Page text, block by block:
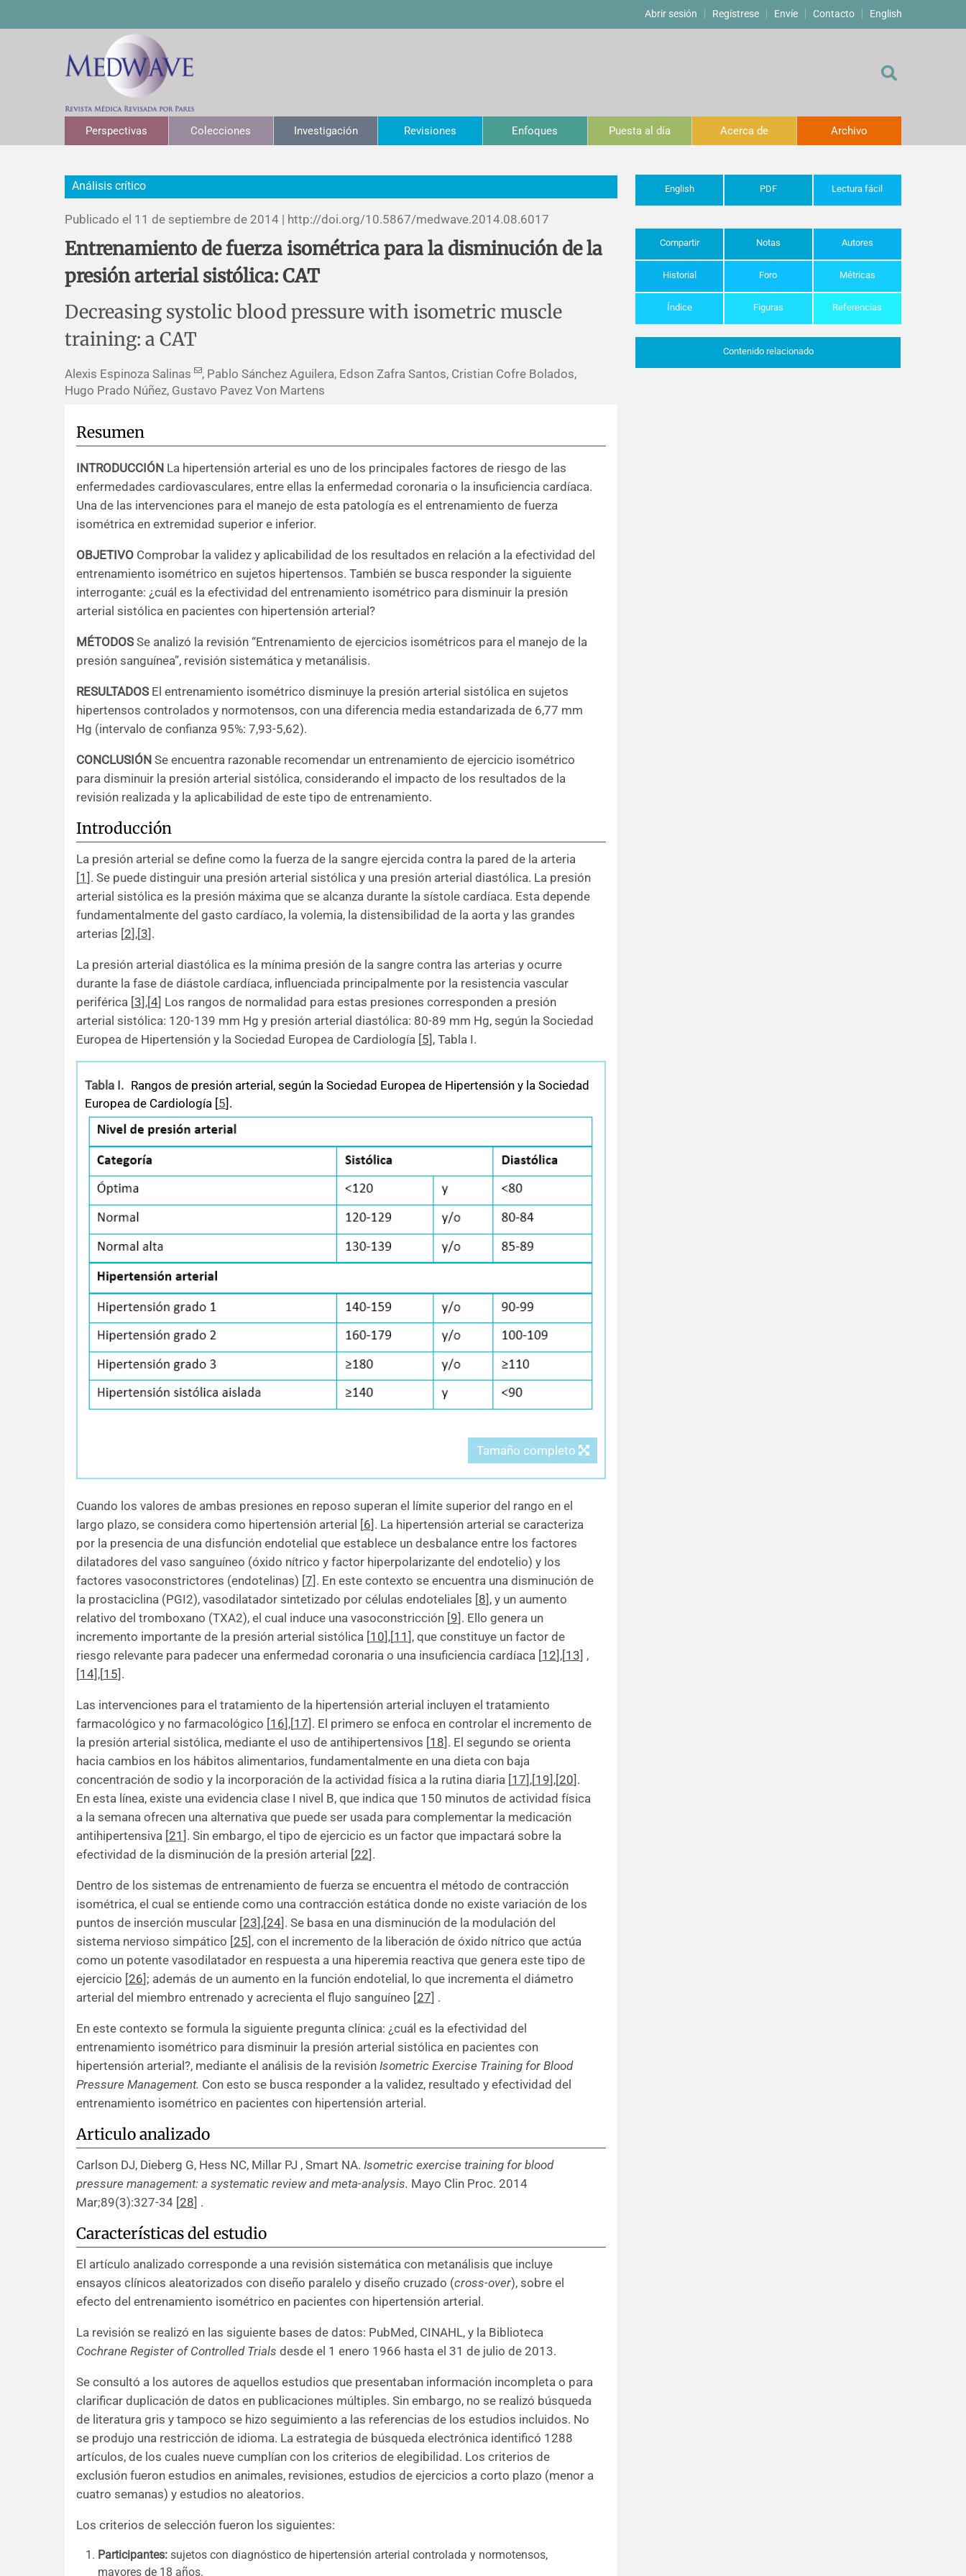
Abrir sesión Regístrese Envíe Contacto English
Perspectivas Colecciones Investigación Revisiones Enfoques Puesta al día Acerca de Archivo
Análisis crítico
Publicado el 11 de septiembre de 2014 | http://doi.org/10.5867/medwave.2014.08.6017
Entrenamiento de fuerza isométrica para la disminución de la
presión arterial sistólica: CAT
Decreasing systolic blood pressure with isometric muscle
training: a CAT
Alexis Espinoza Salinas
, Pablo Sánchez Aguilera, Edson Zafra Santos, Cristian Cofre Bolados,
Hugo Prado Núñez, Gustavo Pavez Von Martens
Resumen
INTRODUCCIÓN La hipertensión arterial es uno de los principales factores de riesgo de las
enfermedades cardiovasculares, entre ellas la enfermedad coronaria o la insuficiencia cardíaca.
Una de las intervenciones para el manejo de esta patología es el entrenamiento de fuerza
isométrica en extremidad superior e inferior.
OBJETIVOComprobar la validez y aplicabilidad de los resultados en relación a la efectividad del
entrenamiento isométrico en sujetos hipertensos. También se busca responder la siguiente
interrogante: ¿cuál es la efectividad del entrenamiento isométrico para disminuir la presión
arterial sistólica en pacientes con hipertensión arterial?
MÉTODOSSe analizó la revisión “Entrenamiento de ejercicios isométricos para el manejo de la
presión sanguínea”, revisión sistemática y metanálisis.
RESULTADOSEl entrenamiento isométrico disminuye la presión arterial sistólica en sujetos
hipertensos controlados y normotensos, con una diferencia media estandarizada de 6,77 mm
Hg (intervalo de confianza 95%: 7,93-5,62).
CONCLUSIÓN Se encuentra razonable recomendar un entrenamiento de ejercicio isométrico
para disminuir la presión arterial sistólica, considerando el impacto de los resultados de la
revisión realizada y la aplicabilidad de este tipo de entrenamiento.
Introducción
La presión arterial se define como la fuerza de la sangre ejercida contra la pared de la arteria
[1 ] . Se puede distinguir una presión arterial sistólica y una presión arterial diastólica. La presión
arterial sistólica es la presión máxima que se alcanza durante la sístole cardíaca. Esta depende
fundamentalmente del gasto cardíaco, la volemia, la distensibilidad de la aorta y las grandes
arterias [2] ,[3] .
La presión arterial diastólica es la mínima presión de la sangre contra las arterias y ocurre
durante la fase de diástole cardíaca, influenciada principalmente por la resistencia vascular
periférica [3] ,[4] Los rangos de normalidad para estas presiones corresponden a presión
arterial sistólica: 120-139 mm Hg y presión arterial diastólica: 80-89 mm Hg, según la Sociedad
Europea de Hipertensión y la Sociedad Europea de Cardiología [5] , Tabla I.
Tabla I. Rangos de presión arterial, según la Sociedad Europea de Hipertensión y la Sociedad
Europea de Cardiología [5].
Tamaño completo
Cuando los valores de ambas presiones en reposo superan el límite superior del rango en el
largo plazo, se considera como hipertensión arterial [6] . La hipertensión arterial se caracteriza
por la presencia de una disfunción endotelial que establece un desbalance entre los factores
dilatadores del vaso sanguíneo (óxido nítrico y factor hiperpolarizante del endotelio) y los
factores vasoconstrictores (endotelinas) [7] . En este contexto se encuentra una disminución de
la prostaciclina (PGI2), vasodilatador sintetizado por células endoteliales [8] , y un aumento
relativo del tromboxano (TXA2), el cual induce una vasoconstricción [9] . Ello genera un
incremento importante de la presión arterial sistólica [10] ,[11 ] , que constituye un factor de
riesgo relevante para padecer una enfermedad coronaria o una insuficiencia cardíaca [12] ,[13] ,
[14] ,[15] .
Las intervenciones para el tratamiento de la hipertensión arterial incluyen el tratamiento
farmacológico y no farmacológico [16] ,[17] . El primero se enfoca en controlar el incremento de
la presión arterial sistólica, mediante el uso de antihipertensivos [18] . El segundo se orienta
hacia cambios en los hábitos alimentarios, fundamentalmente en una dieta con baja
concentración de sodio y la incorporación de la actividad física a la rutina diaria [17] ,[19] ,[20] .
En esta línea, existe una evidencia clase I nivel B, que indica que 150 minutos de actividad física
a la semana ofrecen una alternativa que puede ser usada para complementar la medicación
antihipertensiva [21 ] . Sin embargo, el tipo de ejercicio es un factor que impactará sobre la
efectividad de la disminución de la presión arterial [22] .
Dentro de los sistemas de entrenamiento de fuerza se encuentra el método de contracción
isométrica, el cual se entiende como una contracción estática donde no existe variación de los
puntos de inserción muscular [23] ,[24] . Se basa en una disminución de la modulación del
sistema nervioso simpático [25] , con el incremento de la liberación de óxido nítrico que actúa
como un potente vasodilatador en respuesta a una hiperemia reactiva que genera este tipo de
ejercicio [26] ; además de un aumento en la función endotelial, lo que incrementa el diámetro
arterial del miembro entrenado y acrecienta el flujo sanguíneo [27] .
En este contexto se formula la siguiente pregunta clínica: ¿cuál es la efectividad del
entrenamiento isométrico para disminuir la presión arterial sistólica en pacientes con
hipertensión arterial?, mediante el análisis de la revisión Isometric Exercise Training for Blood
Pressure Management. Con esto se busca responder a la validez, resultado y efectividad del
entrenamiento isométrico en pacientes con hipertensión arterial.
Articulo analizado
Carlson DJ, Dieberg G, Hess NC, Millar PJ , Smart NA. Isometric exercise training for blood
pressure management: a systematic review and meta-analysis. Mayo Clin Proc. 2014
Mar;89(3):327-34 [28] .
Características del estudio
El artículo analizado corresponde a una revisión sistemática con metanálisis que incluye
ensayos clínicos aleatorizados con diseño paralelo y diseño cruzado (cross-over), sobre el
efecto del entrenamiento isométrico en pacientes con hipertensión arterial.
La revisión se realizó en las siguiente bases de datos: PubMed, CINAHL, y la Biblioteca
Cochrane Register of Controlled Trials desde el 1 enero 1966 hasta el 31 de julio de 2013.
Se consultó a los autores de aquellos estudios que presentaban información incompleta o para
clarificar duplicación de datos en publicaciones múltiples. Sin embargo, no se realizó búsqueda
de literatura gris y tampoco se hizo seguimiento a las referencias de los estudios incluidos. No
se produjo una restricción de idioma. La estrategia de búsqueda electrónica identificó 1288
artículos, de los cuales nueve cumplían con los criterios de elegibilidad. Los criterios de
exclusión fueron estudios en animales, revisiones, estudios de ejercicios a corto plazo (menor a
cuatro semanas) y estudios no aleatorios.
Los criterios de selección fueron los siguientes:
Participantes:sujetos con diagnóstico de hipertensión arterial controlada y normotensos,
mayores de 18 años.
English PDF Lectura fácil
Compartir Notas Autores
Historial Foro Métricas
Índice Figuras Referencias
Contenido relacionado